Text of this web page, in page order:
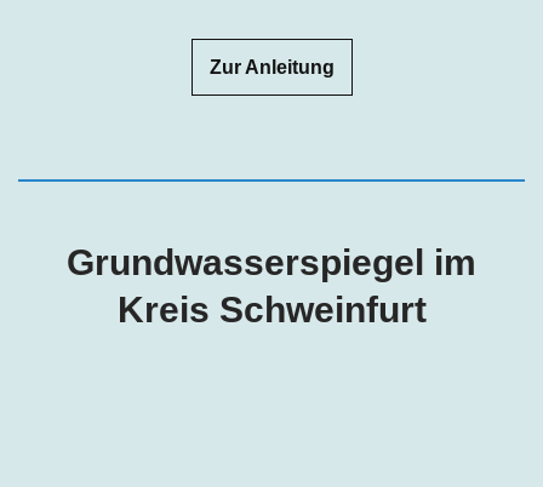
Zur Anleitung
Grundwasserspiegel im
Kreis Schweinfurt